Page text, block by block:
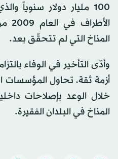
100 مليار دولار سنوياً
المناخ التي لم تتحقّق بعد.
وأدّى التأخير في الوفاء
أزمة ثقة، تحاول المؤسسات
خلال الوعد بإصلاحات
المناخ في البلدان الفقيرة.